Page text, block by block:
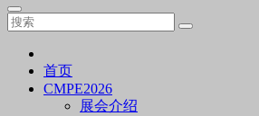
首页
CMPE2026
展会介绍